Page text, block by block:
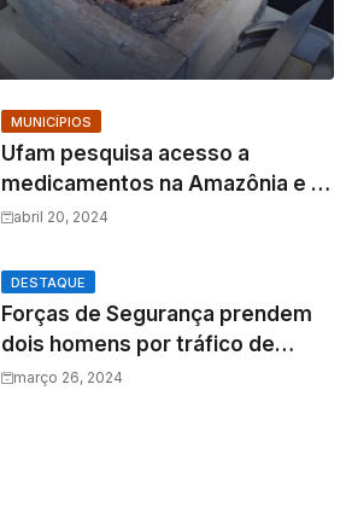
MUNICÍPIOS
Ufam pesquisa acesso a
medicamentos na Amazônia e o
fator amazônico sobre a
abril 20, 2024
DESTAQUE
Forças de Segurança prendem
dois homens por tráfico de
drogas e porte ilegal de arma de
março 26, 2024